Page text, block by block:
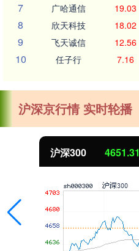
7 广哈通信 19.03
8 欣天科技 18.02
9 飞天诚信 12.56
10 任子行 7.16
沪深京行情 实时轮播
北证50 1122.88